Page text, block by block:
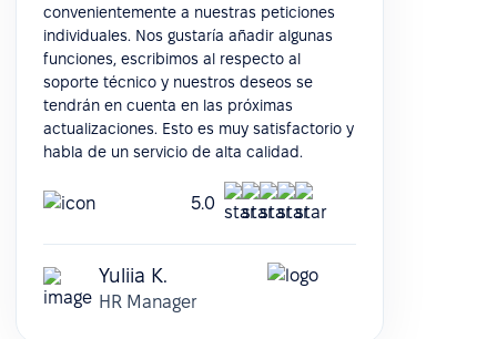
convenientemente a nuestras peticiones
individuales. Nos gustaría añadir algunas
funciones, escribimos al respecto al
soporte técnico y nuestros deseos se
tendrán en cuenta en las próximas
actualizaciones. Esto es muy satisfactorio y
habla de un servicio de alta calidad.
5.0
Yuliia K.
HR Manager